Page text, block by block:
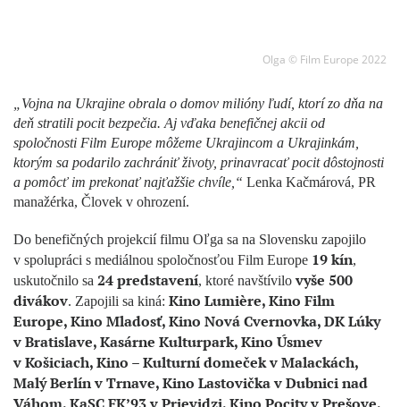
Olga © Film Europe 2022
„Vojna na Ukrajine obrala o domov milióny ľudí, ktorí zo dňa na
deň stratili pocit bezpečia. Aj vďaka benefičnej akcii od
spoločnosti Film Europe môžeme Ukrajincom a Ukrajinkám,
ktorým sa podarilo zachrániť životy, prinavracať pocit dôstojnosti
a pomôcť im prekonať najťažšie chvíle,“ Lenka Kačmárová, PR
manažérka, Človek v ohrození.
Do benefičných projekcií filmu Oľga sa na Slovensku zapojilo
v spolupráci s mediálnou spoločnosťou Film Europe 19 kín,
uskutočnilo sa 24 predstavení, ktoré navštívilovyše 500
divákov. Zapojili sa kiná: Kino Lumière, Kino Film
Europe, Kino Mladosť, Kino Nová Cvernovka, DK Lúky
v Bratislave, Kasárne Kulturpark, Kino Úsmev
v Košiciach, Kino – Kulturní domeček v Malackách,
Malý Berlín v Trnave, Kino Lastovička v Dubnici nad